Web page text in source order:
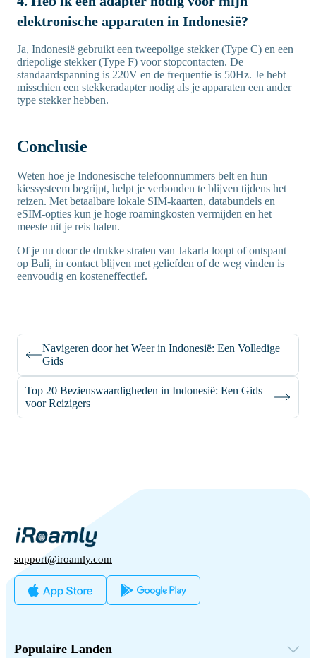
elektronische apparaten in Indonesië?
Ja, Indonesië gebruikt een tweepolige stekker (Type C) en een
driepolige stekker (Type F) voor stopcontacten. De
standaardspanning is 220V en de frequentie is 50Hz. Je hebt
misschien een stekkeradapter nodig als je apparaten een ander
type stekker hebben.
Conclusie
Weten hoe je Indonesische telefoonnummers belt en hun
kiessysteem begrijpt, helpt je verbonden te blijven tijdens het
reizen. Met betaalbare lokale SIM-kaarten, databundels en
eSIM-opties kun je hoge roamingkosten vermijden en het
meeste uit je reis halen.
Of je nu door de drukke straten van Jakarta loopt of ontspant
op Bali, in contact blijven met geliefden of de weg vinden is
eenvoudig en kosteneffectief.
Navigeren door het Weer in Indonesië: Een Volledige
Gids
Top 20 Bezienswaardigheden in Indonesië: Een Gids
voor Reizigers
support@iroamly.com
Populaire Landen